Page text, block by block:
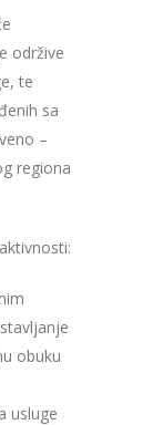
održive
te
sa
–
regiona
obuku
usluge